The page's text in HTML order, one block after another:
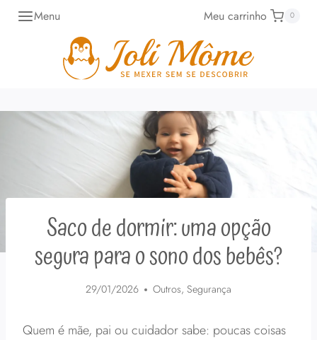
Pular Menu Meu carrinho 0
Saco de dormir: uma opção
segura para o sono dos bebês?
29/01/2026 Outros, Segurança
Quem é mãe, pai ou cuidador sabe: poucas coisas